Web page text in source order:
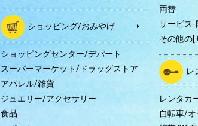
ショッピング/おみやげ
ショッピングセンター/デパート
スーパーマーケット/ドラッグストア
アパレル/雑貨
ジュエリー/アクセサリー
食品
両替
サービス-
その他の[
レ
レンタカ
自転車/オ